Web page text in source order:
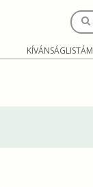
KÍVÁNSÁGLISTÁM